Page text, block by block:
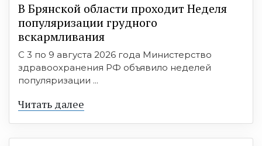
В Брянской области проходит Неделя
популяризации грудного
вскармливания
С 3 по 9 августа 2026 года Министерство
здравоохранения РФ объявило неделей
популяризации ...
Читать далее